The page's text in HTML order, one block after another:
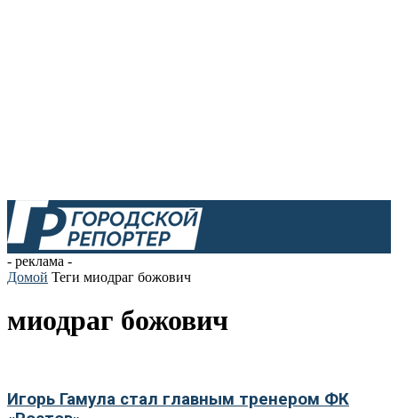
- реклама -
Домой Теги миодраг божович
миодраг божович
Игорь Гамула стал главным тренером ФК